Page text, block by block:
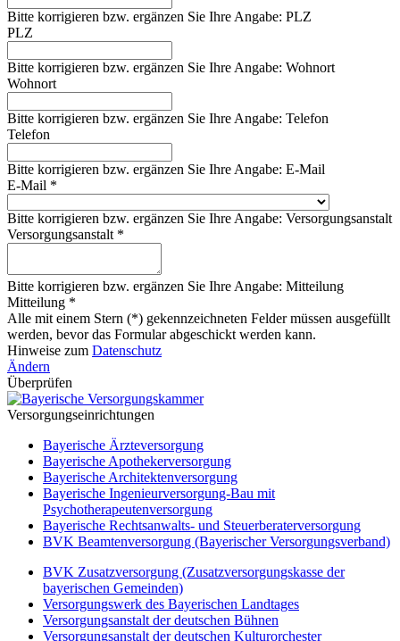
Bitte korrigieren bzw. ergänzen Sie Ihre Angabe: PLZ
PLZ
Bitte korrigieren bzw. ergänzen Sie Ihre Angabe: Wohnort
Wohnort
Bitte korrigieren bzw. ergänzen Sie Ihre Angabe: Telefon
Telefon
Bitte korrigieren bzw. ergänzen Sie Ihre Angabe: E-Mail
E-Mail *
Bitte korrigieren bzw. ergänzen Sie Ihre Angabe: Versorgungsanstalt
Versorgungsanstalt *
Bitte korrigieren bzw. ergänzen Sie Ihre Angabe: Mitteilung
Mitteilung *
Alle mit einem Stern (*) gekennzeichneten Felder müssen ausgefüllt
werden, bevor das Formular abgeschickt werden kann.
Hinweise zum Datenschutz
Ändern
Überprüfen
Versorgungseinrichtungen
Bayerische Ärzteversorgung
Bayerische Apothekerversorgung
Bayerische Architektenversorgung
Bayerische Ingenieurversorgung-Bau mit
Psychotherapeutenversorgung
Bayerische Rechtsanwalts- und Steuerberaterversorgung
BVK Beamtenversorgung (Bayerischer Versorgungsverband)
BVK Zusatzversorgung (Zusatzversorgungskasse der
bayerischen Gemeinden)
Versorgungswerk des Bayerischen Landtages
Versorgungsanstalt der deutschen Bühnen
Versorgungsanstalt der deutschen Kulturorchester